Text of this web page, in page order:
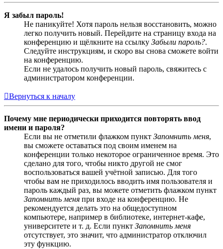
Я забыл пароль!
Не паникуйте! Хотя пароль нельзя восстановить, можно
легко получить новый. Перейдите на страницу входа на
конференцию и щёлкните на ссылку Забыли пароль?.
Следуйте инструкциям, и скоро вы снова сможете войти
на конференцию.
Если не удалось получить новый пароль, свяжитесь с
администратором конференции.
Вернуться к началу
Почему мне периодически приходится повторять ввод
имени и пароля?
Если вы не отметили флажком пункт Запомнить меня,
вы сможете оставаться под своим именем на
конференции только некоторое ограниченное время. Это
сделано для того, чтобы никто другой не смог
воспользоваться вашей учётной записью. Для того
чтобы вам не приходилось вводить имя пользователя и
пароль каждый раз, вы можете отметить флажком пункт
Запомнить меня при входе на конференцию. Не
рекомендуется делать это на общедоступном
компьютере, например в библиотеке, интернет-кафе,
университете и т. д. Если пункт Запомнить меня
отсутствует, это значит, что администратор отключил
эту функцию.